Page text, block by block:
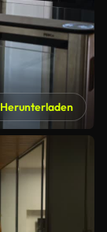
Herunterladen